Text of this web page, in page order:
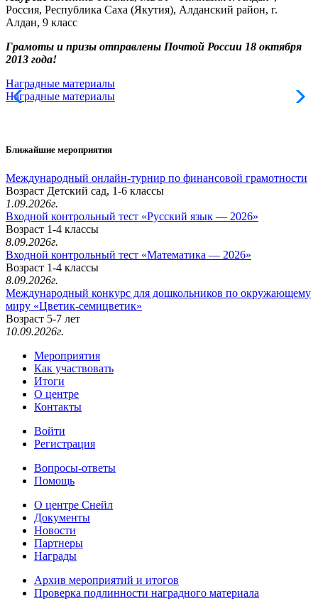
Россия, Республика Саха (Якутия), Алданский район, г.
Алдан, 9 класс
Грамоты и призы отправлены Почтой России 18 октября
2013 года!
Наградные материалы
Наградные материалы
Ближайшие мероприятия
Международный онлайн-турнир по финансовой грамотности
Возраст Детский сад, 1-6 классы
1.09.2026г.
Входной контрольный тест «Русский язык — 2026»
Возраст 1-4 классы
8.09.2026г.
Входной контрольный тест «Математика — 2026»
Возраст 1-4 классы
8.09.2026г.
Международный конкурс для дошкольников по окружающему
миру «Цветик-семицветик»
Возраст 5-7 лет
10.09.2026г.
Мероприятия
Как участвовать
Итоги
О центре
Контакты
Войти
Регистрация
Вопросы-ответы
Помощь
О центре Снейл
Документы
Новости
Партнеры
Награды
Архив мероприятий и итогов
Проверка подлинности наградного материала